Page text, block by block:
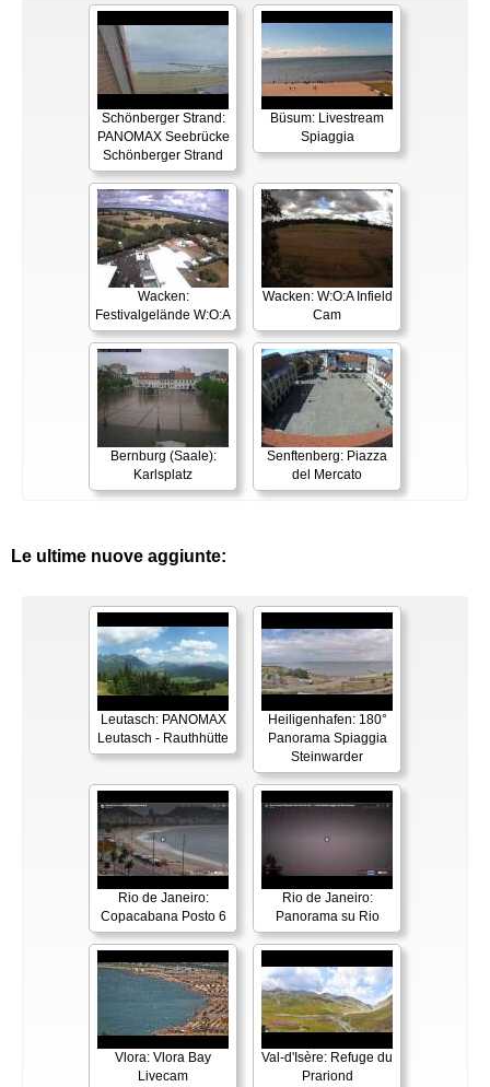
Schönberger Strand:
PANOMAX Seebrücke
Schönberger Strand
Büsum: Livestream
Spiaggia
Wacken:
Festivalgelände W:O:A
Wacken: W:O:A Infield
Cam
Bernburg (Saale):
Karlsplatz
Senftenberg: Piazza
del Mercato
Le ultime nuove aggiunte:
Leutasch: PANOMAX
Leutasch - Rauthhütte
Heiligenhafen: 180°
Panorama Spiaggia
Steinwarder
Rio de Janeiro:
Copacabana Posto 6
Rio de Janeiro:
Panorama su Rio
Vlora: Vlora Bay
Livecam
Val-d'Isère: Refuge du
Prariond